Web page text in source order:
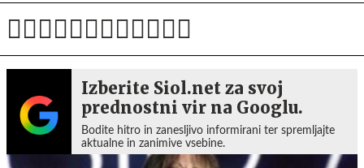
Izberite Siol.net za svoj
prednostni vir na Googlu.
Bodite hitro in zanesljivo informirani ter spremljajte
aktualne in zanimive vsebine.